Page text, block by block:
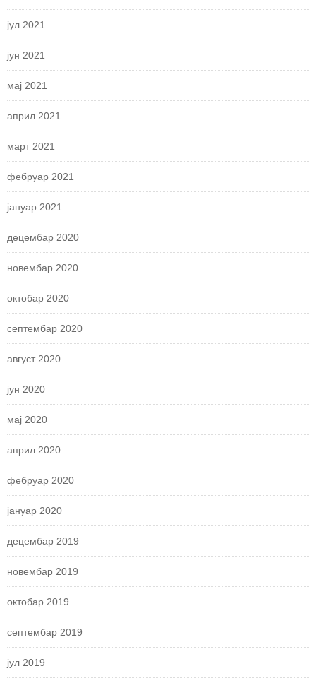
јул 2021
јун 2021
мај 2021
април 2021
март 2021
фебруар 2021
јануар 2021
децембар 2020
новембар 2020
октобар 2020
септембар 2020
август 2020
јун 2020
мај 2020
април 2020
фебруар 2020
јануар 2020
децембар 2019
новембар 2019
октобар 2019
септембар 2019
јул 2019